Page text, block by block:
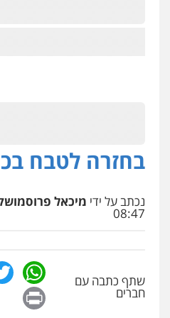
בחזרה לטבח
נכתב על ידי מיכאל
08:47
שתף כתבה עם
חברים